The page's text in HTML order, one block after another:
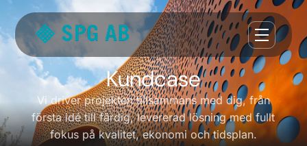
Kundcase
Vi driver projekten tillsammans med dig, från
första idé till färdig, levererad lösning med fullt
fokus på kvalitet, ekonomi och tidsplan.